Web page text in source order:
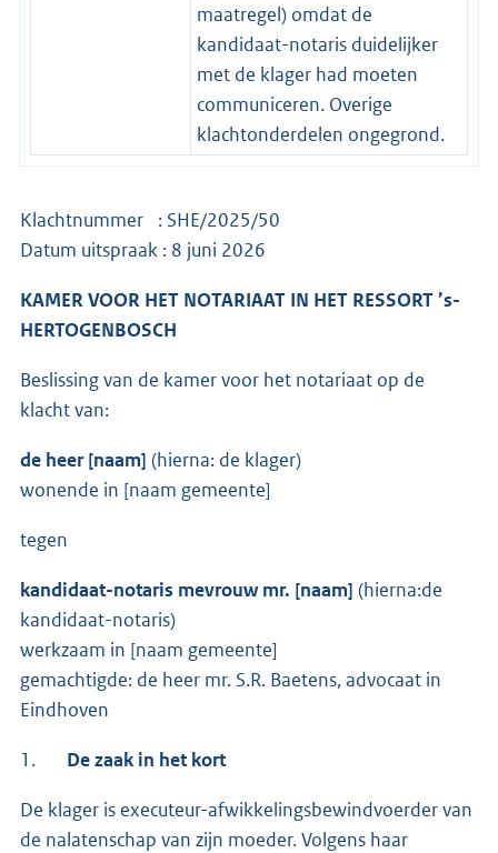
maatregel) omdat de
kandidaat-notaris duidelijker
met de klager had moeten
communiceren. Overige
klachtonderdelen ongegrond.
Klachtnummer : SHE/2025/50
Datum uitspraak : 8 juni 2026
KAMER VOOR HET NOTARIAAT IN HET RESSORT ’s-
HERTOGENBOSCH
Beslissing van de kamer voor het notariaat op de
klacht van:
de heer [naam] (hierna: de klager)
wonende in [naam gemeente]
tegen
kandidaat-notaris mevrouw mr. [naam] (hierna:de
kandidaat-notaris)
werkzaam in [naam gemeente]
gemachtigde: de heer mr. S.R. Baetens, advocaat in
Eindhoven
1. De zaak in het kort
De klager is executeur-afwikkelingsbewindvoerder van
de nalatenschap van zijn moeder. Volgens haar